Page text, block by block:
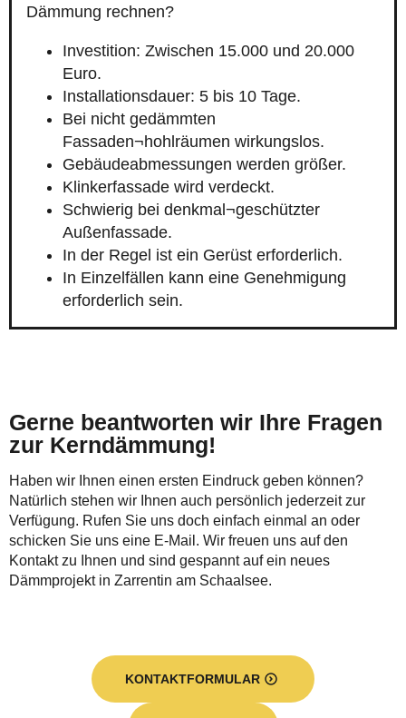
Dämmung rechnen?
Investition: Zwischen 15.000 und 20.000
Euro.
Installationsdauer: 5 bis 10 Tage.
Bei nicht gedämmten
Fassaden¬hohlräumen wirkungslos.
Gebäudeabmessungen werden größer.
Klinkerfassade wird verdeckt.
Schwierig bei denkmal¬geschützter
Außenfassade.
In der Regel ist ein Gerüst erforderlich.
In Einzelfällen kann eine Genehmigung
erforderlich sein.
Gerne beantworten wir Ihre Fragen
zur Kerndämmung!
Haben wir Ihnen einen ersten Eindruck geben können?
Natürlich stehen wir Ihnen auch persönlich jederzeit zur
Verfügung. Rufen Sie uns doch einfach einmal an oder
schicken Sie uns eine E-Mail. Wir freuen uns auf den
Kontakt zu Ihnen und sind gespannt auf ein neues
Dämmprojekt in Zarrentin am Schaalsee.
KONTAKTFORMULAR